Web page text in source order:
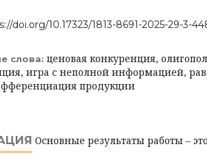
doi.org/10.17323/1813-8691-2025-29-3-
слова: ценовая конкуренция,
игра с неполной информацией,
продукции
Основные результаты работы –